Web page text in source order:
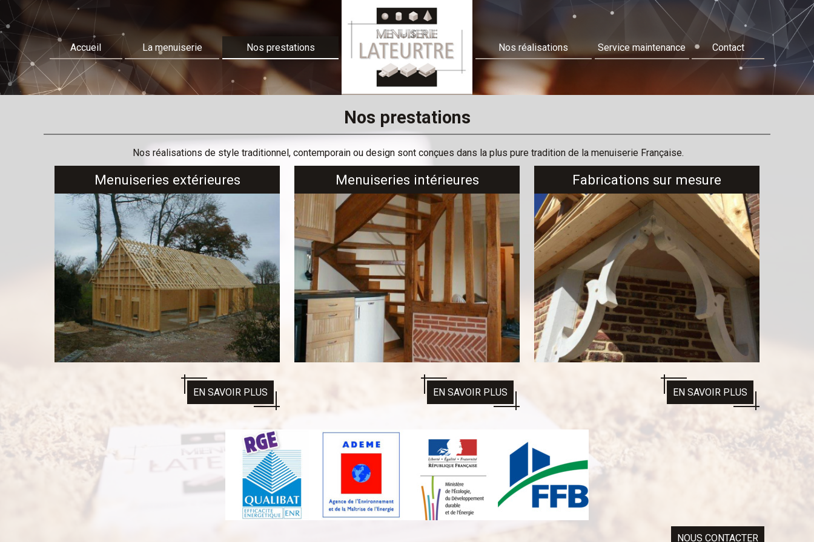
Accueil La menuiserie Nos prestations Nos réalisations Service maintenance Contact
Nos prestations
Nos réalisations de style traditionnel, contemporain ou design sont conçues dans la plus pure tradition de la menuiserie Française.
Menuiseries extérieures
EN SAVOIR PLUS
Menuiseries intérieures
EN SAVOIR PLUS
Fabrications sur mesure
EN SAVOIR PLUS
NOUS CONTACTER